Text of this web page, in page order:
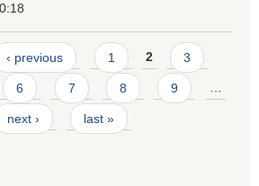
‹ previous 1 2 3
6 7 8 9 …
next › last »